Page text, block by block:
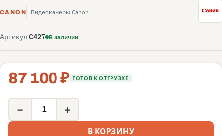
CANON Видеокамеры Canon C
Артикул C427 В наличии
87 100 ₽ ГОТОВ К ОТГРУЗКЕ
− +
В КОРЗИНУ